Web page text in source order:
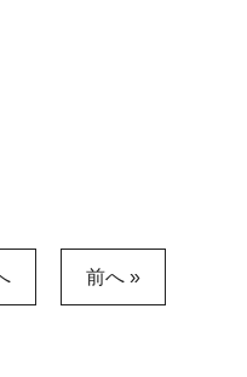
前へ »